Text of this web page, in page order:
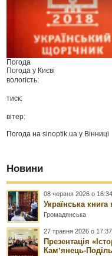
Погода
Погода у Києві
вологість:
тиск:
вітер:
Погода наsinoptik.ua у Вінниці
Новини
08 червня 2026 о 16:34
Українська
Громадянська
27 травня 2026 о 17:37
Презентація
Камʼянець-